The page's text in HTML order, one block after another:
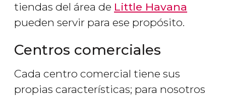
tiendas del área de Little Havana
pueden servir para ese propósito.
Centros comerciales
Cada centro comercial tiene sus
propias características; para nosotros